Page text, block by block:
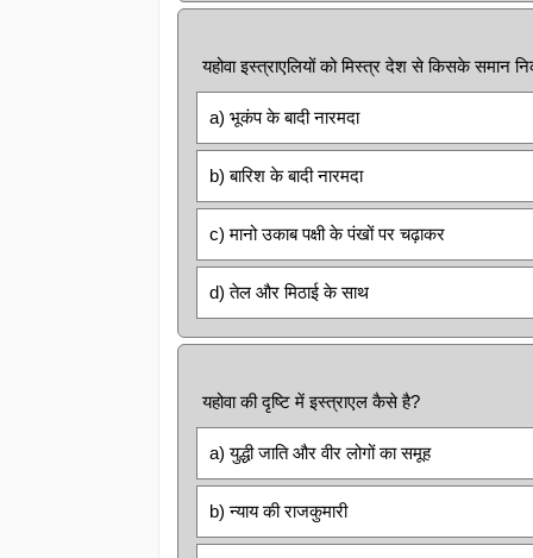
यहोवा इस्त्राएलियों को मिस्त्र देश से किसके समान
a) भूकंप के बादी नारमदा
b) बारिश के बादी नारमदा
c) मानो उकाब पक्षी के पंखों पर चढ़ाकर
d) तेल और मिठाई के साथ
यहोवा की दृष्टि में इस्त्राएल कैसे है?
a) युद्धी जाति और वीर लोगों का समूह
b) न्याय की राजकुमारी